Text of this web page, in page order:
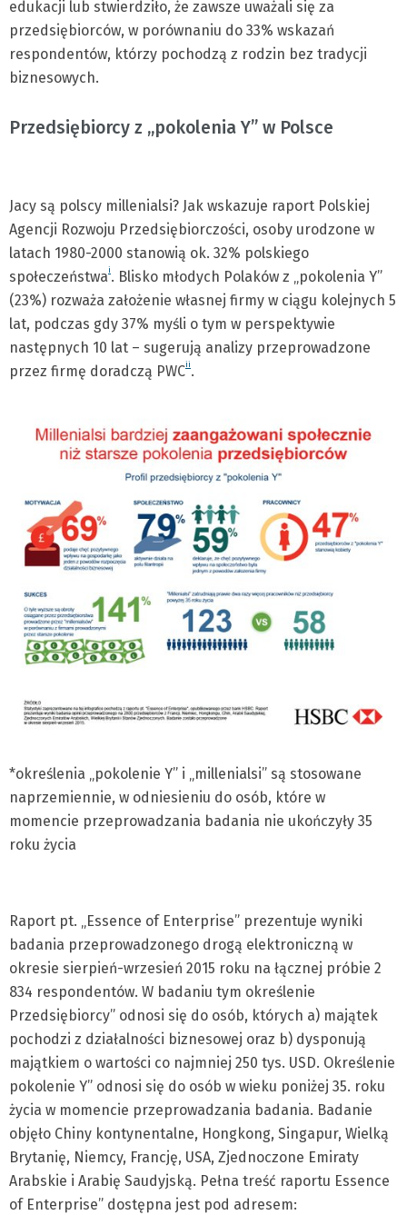
edukacji lub stwierdziło, że zawsze uważali się za
przedsiębiorców, w porównaniu do 33% wskazań
respondentów, którzy pochodzą z rodzin bez tradycji
biznesowych.
Przedsiębiorcy z „pokolenia Y” w Polsce
Jacy są polscy millenialsi? Jak wskazuje raport Polskiej
Agencji Rozwoju Przedsiębiorczości, osoby urodzone w
latach 1980-2000 stanowią ok. 32% polskiego
społeczeństwai . Blisko młodych Polaków z „pokolenia Y”
(23%) rozważa założenie własnej firmy w ciągu kolejnych 5
lat, podczas gdy 37% myśli o tym w perspektywie
następnych 10 lat – sugerują analizy przeprowadzone
przez firmę doradczą PWCii .
*określenia „pokolenie Y” i „millenialsi” są stosowane
naprzemiennie, w odniesieniu do osób, które w
momencie przeprowadzania badania nie ukończyły 35
roku życia
Raport pt. „Essence of Enterprise” prezentuje wyniki
badania przeprowadzonego drogą elektroniczną w
okresie sierpień-wrzesień 2015 roku na łącznej próbie 2
834 respondentów. W badaniu tym określenie
Przedsiębiorcy” odnosi się do osób, których a) majątek
pochodzi z działalności biznesowej oraz b) dysponują
majątkiem o wartości co najmniej 250 tys. USD. Określenie
pokolenie Y” odnosi się do osób w wieku poniżej 35. roku
życia w momencie przeprowadzania badania. Badanie
objęło Chiny kontynentalne, Hongkong, Singapur, Wielką
Brytanię, Niemcy, Francję, USA, Zjednoczone Emiraty
Arabskie i Arabię Saudyjską. Pełna treść raportu Essence
of Enterprise” dostępna jest pod adresem: